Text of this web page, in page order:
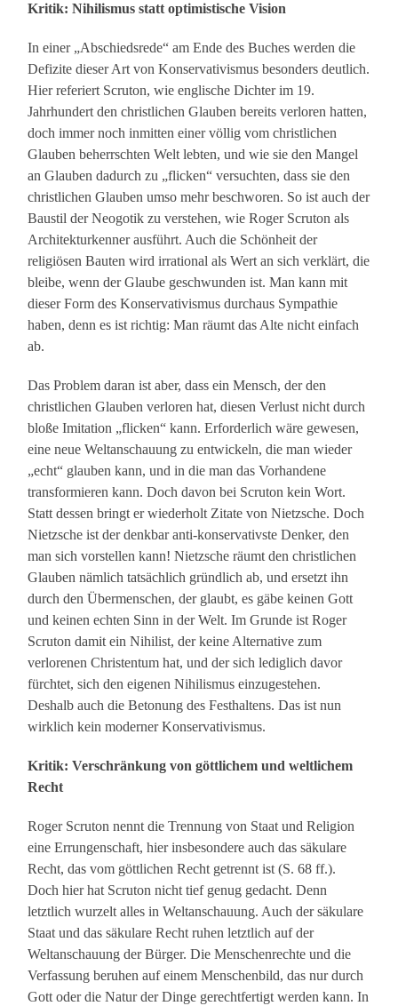
Kritik: Nihilismus statt optimistische Vision
In einer „Abschiedsrede“ am Ende des Buches werden die
Defizite dieser Art von Konservativismus besonders deutlich.
Hier referiert Scruton, wie englische Dichter im 19.
Jahrhundert den christlichen Glauben bereits verloren hatten,
doch immer noch inmitten einer völlig vom christlichen
Glauben beherrschten Welt lebten, und wie sie den Mangel
an Glauben dadurch zu „flicken“ versuchten, dass sie den
christlichen Glauben umso mehr beschworen. So ist auch der
Baustil der Neogotik zu verstehen, wie Roger Scruton als
Architekturkenner ausführt. Auch die Schönheit der
religiösen Bauten wird irrational als Wert an sich verklärt, die
bleibe, wenn der Glaube geschwunden ist. Man kann mit
dieser Form des Konservativismus durchaus Sympathie
haben, denn es ist richtig: Man räumt das Alte nicht einfach
ab.
Das Problem daran ist aber, dass ein Mensch, der den
christlichen Glauben verloren hat, diesen Verlust nicht durch
bloße Imitation „flicken“ kann. Erforderlich wäre gewesen,
eine neue Weltanschauung zu entwickeln, die man wieder
„echt“ glauben kann, und in die man das Vorhandene
transformieren kann. Doch davon bei Scruton kein Wort.
Statt dessen bringt er wiederholt Zitate von Nietzsche. Doch
Nietzsche ist der denkbar anti-konservativste Denker, den
man sich vorstellen kann! Nietzsche räumt den christlichen
Glauben nämlich tatsächlich gründlich ab, und ersetzt ihn
durch den Übermenschen, der glaubt, es gäbe keinen Gott
und keinen echten Sinn in der Welt. Im Grunde ist Roger
Scruton damit ein Nihilist, der keine Alternative zum
verlorenen Christentum hat, und der sich lediglich davor
fürchtet, sich den eigenen Nihilismus einzugestehen.
Deshalb auch die Betonung des Festhaltens. Das ist nun
wirklich kein moderner Konservativismus.
Kritik: Verschränkung von göttlichem und weltlichem
Recht
Roger Scruton nennt die Trennung von Staat und Religion
eine Errungenschaft, hier insbesondere auch das säkulare
Recht, das vom göttlichen Recht getrennt ist (S. 68 ff.).
Doch hier hat Scruton nicht tief genug gedacht. Denn
letztlich wurzelt alles in Weltanschauung. Auch der säkulare
Staat und das säkulare Recht ruhen letztlich auf der
Weltanschauung der Bürger. Die Menschenrechte und die
Verfassung beruhen auf einem Menschenbild, das nur durch
Gott oder die Natur der Dinge gerechtfertigt werden kann. In